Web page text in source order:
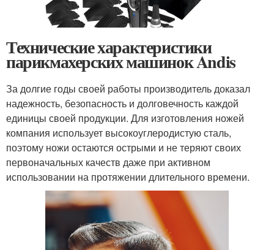
Технические характеристики
парикмахерских машинок Andis
За долгие годы своей работы производитель доказал
надежность, безопасность и долговечность каждой
единицы своей продукции. Для изготовления ножей
компания использует высокоуглеродистую сталь,
поэтому ножи остаются острыми и не теряют своих
первоначальных качеств даже при активном
использовании на протяжении длительного времени.